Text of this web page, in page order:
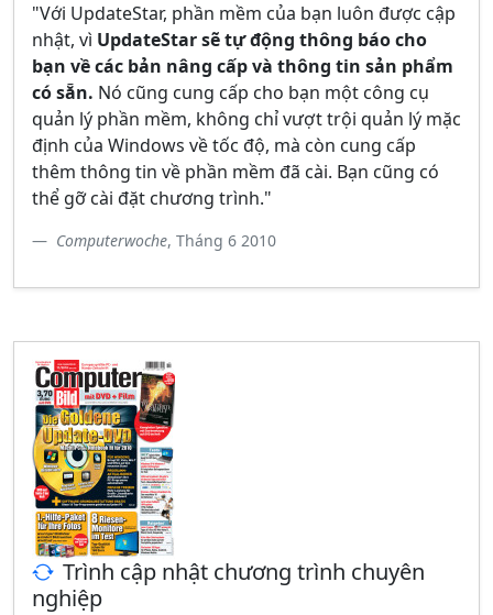
"Với UpdateStar, phần mềm của bạn luôn được cập
nhật, vì UpdateStar sẽ tự động thông báo cho
bạn về các bản nâng cấp và thông tin sản phẩm
có sẵn. Nó cũng cung cấp cho bạn một công cụ
quản lý phần mềm, không chỉ vượt trội quản lý mặc
định của Windows về tốc độ, mà còn cung cấp
thêm thông tin về phần mềm đã cài. Bạn cũng có
thể gỡ cài đặt chương trình."
Computerwoche, Tháng 6 2010
Trình cập nhật chương trình chuyên
nghiệp